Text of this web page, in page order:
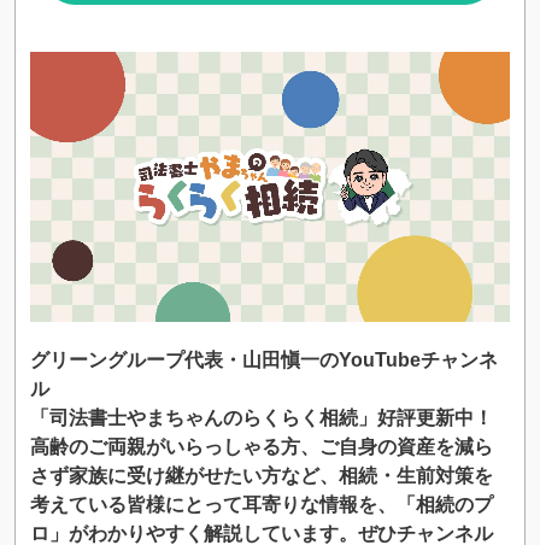
グリーングループ代表・山田愼一のYouTubeチャンネ
ル
「司法書士やまちゃんのらくらく相続」好評更新中！
高齢のご両親がいらっしゃる方、ご自身の資産を減ら
さず家族に受け継がせたい方など、相続・生前対策を
考えている皆様にとって耳寄りな情報を、「相続のプ
ロ」がわかりやすく解説しています。ぜひチャンネル